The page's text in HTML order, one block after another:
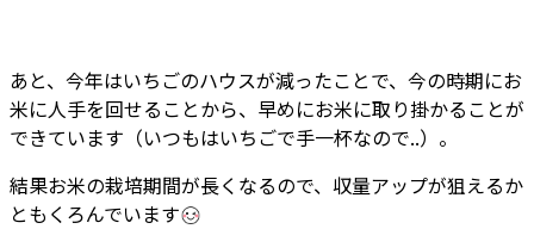
あと、今年はいちごのハウスが減ったことで、今の時期にお
米に人手を回せることから、早めにお米に取り掛かることが
できています（いつもはいちごで手一杯なので..）。
結果お米の栽培期間が長くなるので、収量アップが狙えるか
ともくろんでいます